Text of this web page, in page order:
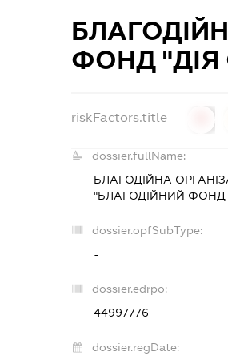
ФОНД "ДІЯ
riskFactors.title
dossier.fullName:
БЛАГОДІЙНА
"БЛАГОДІЙНИЙ ФОНД
dossier.opfSubType:
-
dossier.edrpo:
44997776
dossier.regDate: